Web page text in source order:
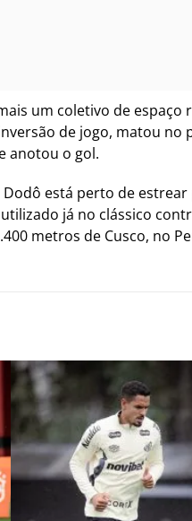
um coletivo de
de jogo, matou
anotou o gol.
está perto de
já no clássico
metros de Cusco, no